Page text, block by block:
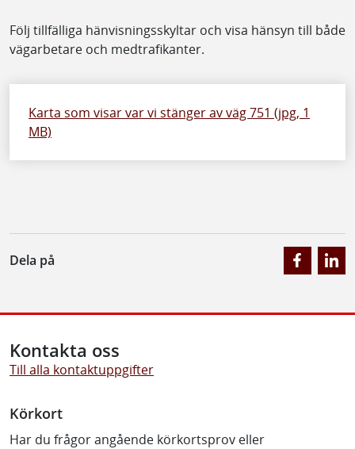
Följ tillfälliga hänvisningsskyltar och visa hänsyn till både
vägarbetare och medtrafikanter.
Karta som visar var vi stänger av väg 751 (jpg, 1
MB)
Dela på
Kontakta oss
Till alla kontaktuppgifter
Körkort
Har du frågor angående körkortsprov eller